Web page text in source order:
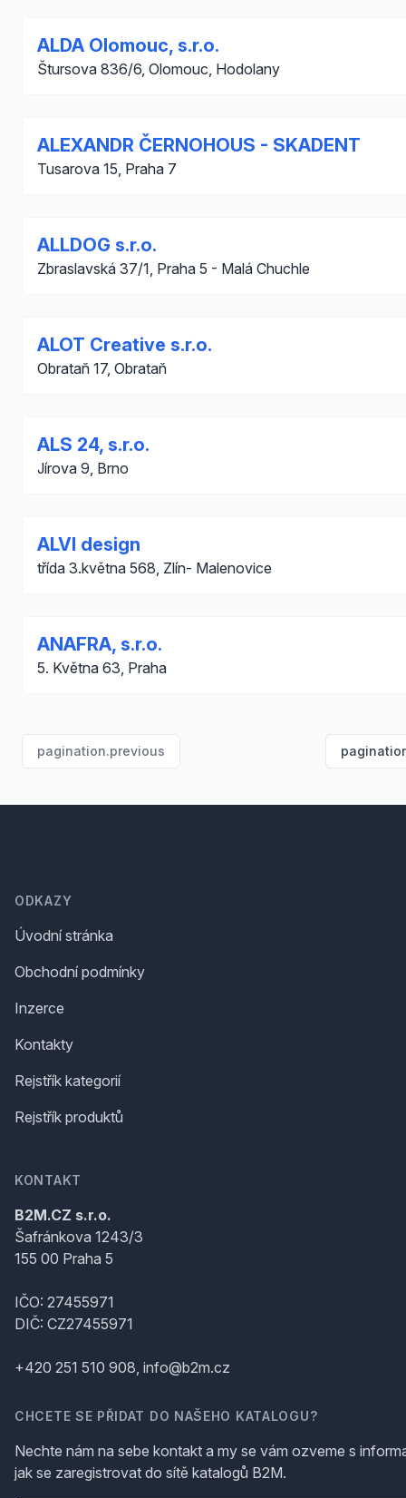
ALDA Olomouc, s.r.o.
Štursova 836/6, Olomouc, Hodolany
ALEXANDR ČERNOHOUS - SKADENT
Tusarova 15, Praha 7
ALLDOG s.r.o.
Zbraslavská 37/1, Praha 5 - Malá Chuchle
ALOT Creative s.r.o.
Obrataň 17, Obrataň
ALS 24, s.r.o.
Jírova 9, Brno
ALVI design
třída 3.května 568, Zlín- Malenovice
ANAFRA, s.r.o.
5. Května 63, Praha
pagination.previous
ODKAZY
Úvodní stránka
Obchodní podmínky
Inzerce
Kontakty
Rejstřík kategorií
Rejstřík produktů
KONTAKT
B2M.CZ s.r.o.
Šafránkova 1243/3
155 00 Praha 5
IČO: 27455971
DIČ: CZ27455971
+420 251 510 908, info@b2m.cz
CHCETE SE PŘIDAT DO NAŠEHO KATALOGU?
Nechte nám na sebe kontakt a my se vám ozveme s
jak se zaregistrovat do sítě katalogů B2M.